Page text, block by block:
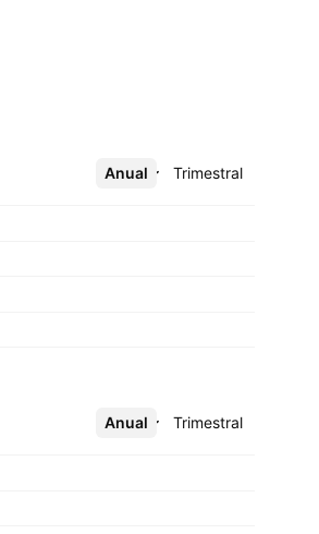
Anual Trimestral
Más
Anual Trimestral
Más